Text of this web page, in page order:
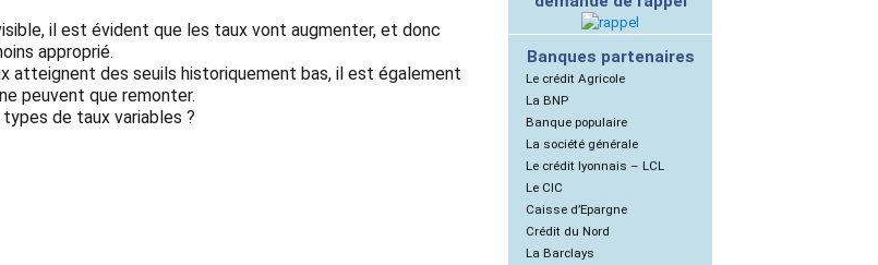
il est évident que les taux vont augmenter, et donc
approprié.
atteignent des seuils historiquement bas, il est également
peuvent que remonter.
de taux variables ?
Banques partenaires
Le crédit Agricole
La BNP
Banque populaire
La société générale
Le crédit lyonnais – LCL
Le CIC
Caisse d’Epargne
Crédit du Nord
La Barclays